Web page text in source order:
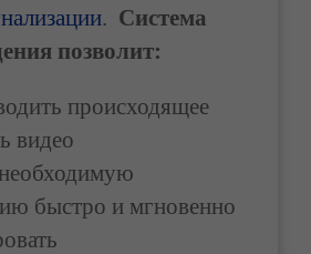
. Система
позволит:
происходящее
видео
быстро и мгновенно